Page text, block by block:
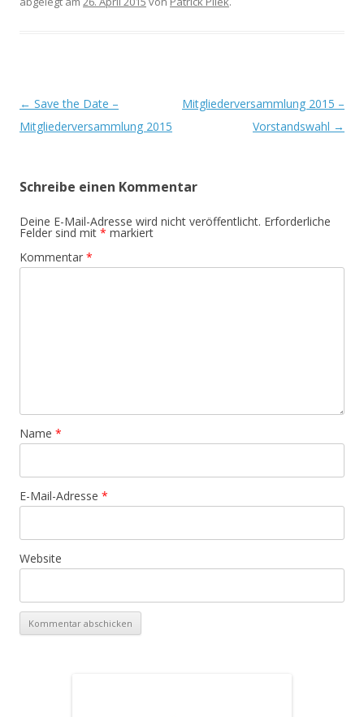
Beitrags-
Navigation
← Save the Date –
Mitgliederversammlung 2015
Mitgliederversammlung 2015 –
Vorstandswahl →
Schreibe einen Kommentar
Deine E-Mail-Adresse wird nicht veröffentlicht. Erforderliche
Felder sind mit * markiert
Kommentar *
Name *
E-Mail-Adresse *
Website